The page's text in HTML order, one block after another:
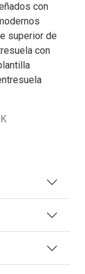
con
superior de
con